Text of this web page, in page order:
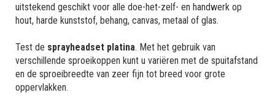
uitstekend geschikt voor alle doe-het-zelf- en handwerk op
hout, harde kunststof, behang, canvas, metaal of glas.
Test de sprayheadset platina. Met het gebruik van
verschillende sproeikoppen kunt u variëren met de spuitafstand
en de sproeibreedte van zeer fijn tot breed voor grote
oppervlakken.